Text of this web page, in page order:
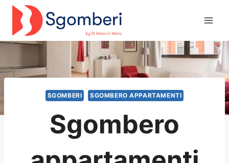
Salta
contenuto
SGOMBERI SGOMBERO APPARTAMENTI
Sgombero